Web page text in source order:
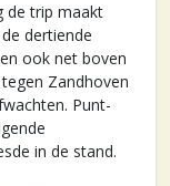
de trip maakt
dertiende
ook net boven
Zandhoven
Punt-
in de stand.